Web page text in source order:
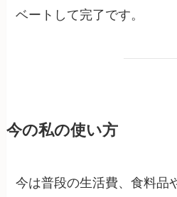
ベートして完了です。
今の私の使い方
今は普段の生活費、食料品